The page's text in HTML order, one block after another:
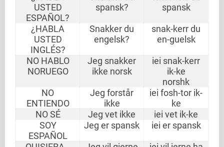
USTED
ESPAÑOL?
spansk?
spansk
¿HABLA
USTED
INGLÉS?
Snakker du
engelsk?
snak-kerr du
en-guelsk
NO HABLO
NORUEGO
Jeg snakker
ikke norsk
iei snak-kerr
ik-ke
norshk
NO
ENTIENDO
Jeg forstår
ikke
iei fosh-tor ik-
ke
NO SÉ
Jeg vet ikke
iei vet ik-ke
SOY
ESPAÑOL
Jeg er spansk iei er spansk